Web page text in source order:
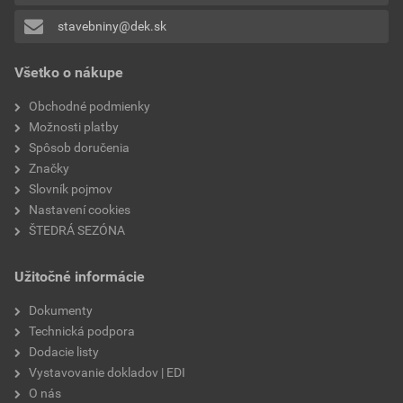
odtieň
rozmery prvkov
Pridávať hodnotenie môže iba prihlásený užívateľ.
Všetko o nákupe
Obchodné podmienky
Možnosti platby
Spôsob doručenia
Značky
Slovník pojmov
Nastavení cookies
ŠTEDRÁ SEZÓNA
Užitočné informácie
Dokumenty
Technická podpora
Dodacie listy
Vystavovanie dokladov | EDI
O nás
stavebniny@dek.sk